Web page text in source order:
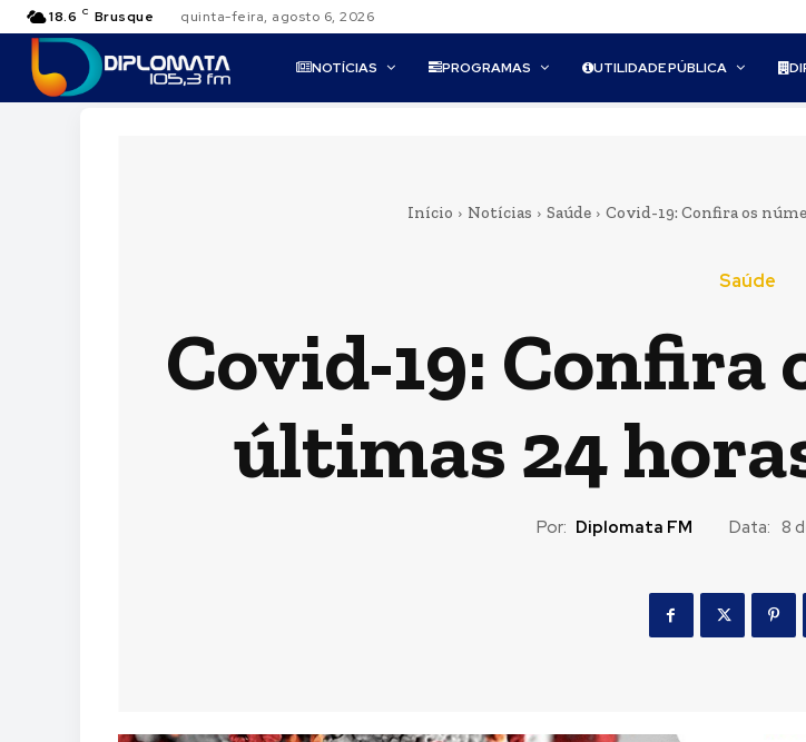
18.6 C Brusque quinta-feira, agosto 6, 2026
NOTÍCIAS PROGRAMAS UTILIDADE PÚBLICA
Início Notícias Saúde Covid-19: Confira os
Saúde
Covid-19: Confira
últimas 24
Por: Diplomata FM Data: 8